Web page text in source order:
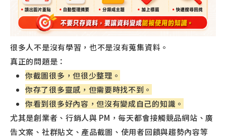
很多人不是沒有學習，也不是沒有蒐集資料。
真正的問題是：
你截圖很多，但很少整理。
你存了很多靈感，但需要時找不到。
你看到很多好內容，但沒有變成自己的知識。
尤其是創業者、行銷人與 PM，每天都會接觸競品網站、廣
告文案、社群貼文、產品截圖、使用者回饋與趨勢內容等